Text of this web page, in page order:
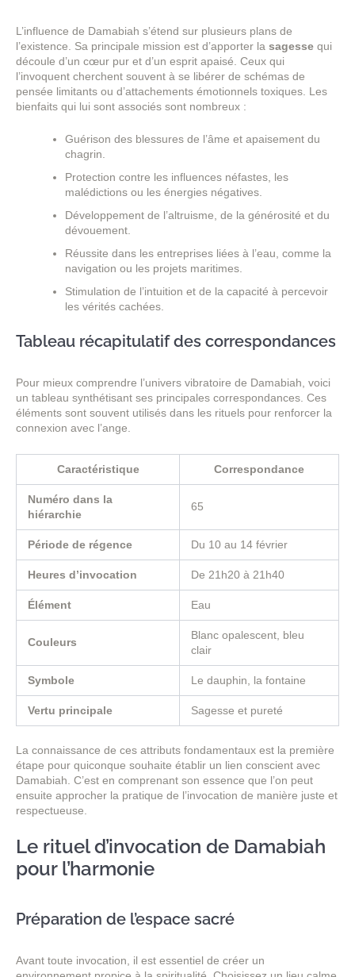
L’influence de Damabiah s’étend sur plusieurs plans de
l’existence. Sa principale mission est d’apporter la sagesse qui
découle d’un cœur pur et d’un esprit apaisé. Ceux qui
l’invoquent cherchent souvent à se libérer de schémas de
pensée limitants ou d’attachements émotionnels toxiques. Les
bienfaits qui lui sont associés sont nombreux :
Guérison des blessures de l’âme et apaisement du
chagrin.
Protection contre les influences néfastes, les
malédictions ou les énergies négatives.
Développement de l’altruisme, de la générosité et du
dévouement.
Réussite dans les entreprises liées à l’eau, comme la
navigation ou les projets maritimes.
Stimulation de l’intuition et de la capacité à percevoir
les vérités cachées.
Tableau récapitulatif des correspondances
Pour mieux comprendre l’univers vibratoire de Damabiah, voici
un tableau synthétisant ses principales correspondances. Ces
éléments sont souvent utilisés dans les rituels pour renforcer la
connexion avec l’ange.
Caractéristique Correspondance
Numéro dans la
hiérarchie
65
Période de régence Du 10 au 14 février
Heures d’invocation De 21h20 à 21h40
Élément Eau
Couleurs
Blanc opalescent, bleu
clair
Symbole Le dauphin, la fontaine
Vertu principale Sagesse et pureté
La connaissance de ces attributs fondamentaux est la première
étape pour quiconque souhaite établir un lien conscient avec
Damabiah. C’est en comprenant son essence que l’on peut
ensuite approcher la pratique de l’invocation de manière juste et
respectueuse.
Le rituel d’invocation de Damabiah
pour l’harmonie
Préparation de l’espace sacré
Avant toute invocation, il est essentiel de créer un